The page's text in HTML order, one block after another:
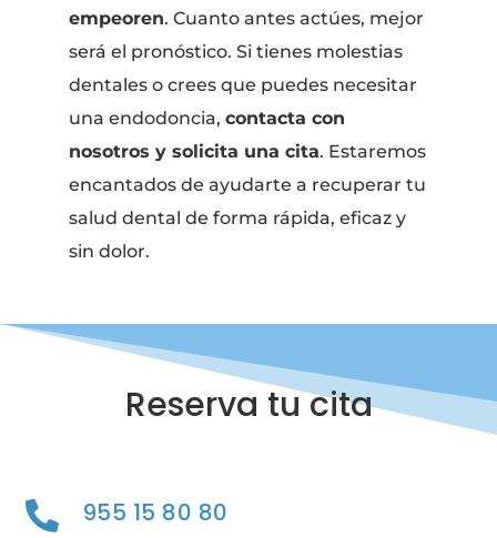
empeoren. Cuanto antes actúes, mejor
será el pronóstico. Si tienes molestias
dentales o crees que puedes necesitar
una endodoncia,contacta con
nosotros y solicita una cita. Estaremos
encantados de ayudarte a recuperar tu
salud dental de forma rápida, eficaz y
sin dolor.
Reserva tu cita
 955 15 80 80